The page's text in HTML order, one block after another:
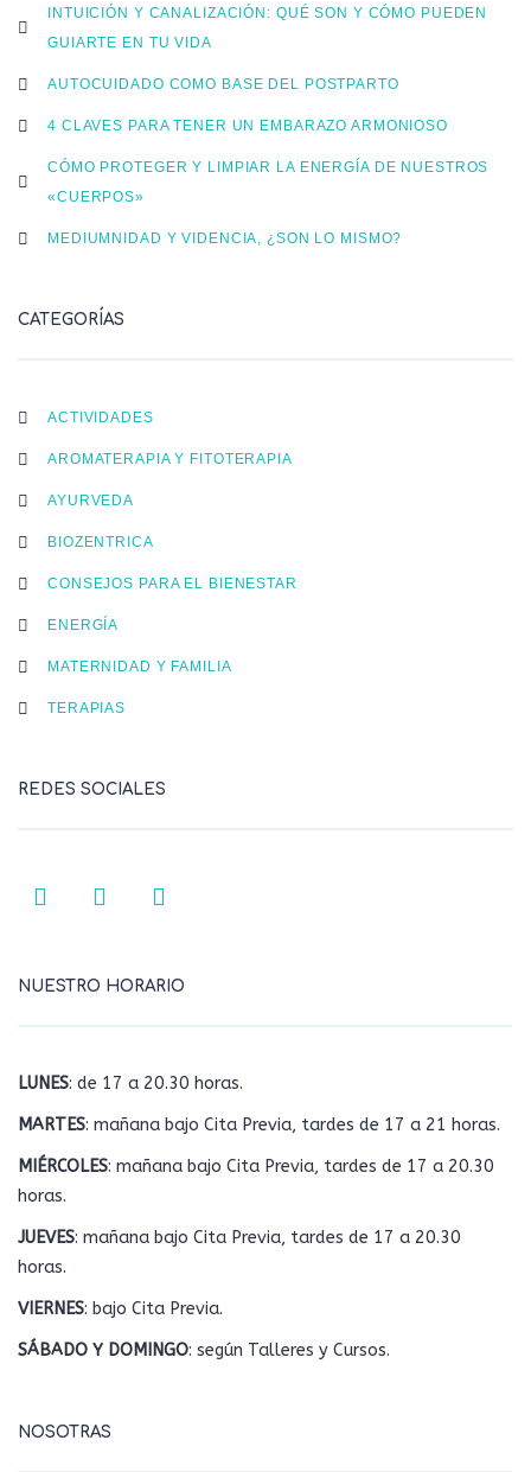
INTUICIÓN Y CANALIZACIÓN: QUÉ SON Y CÓMO PUEDEN
GUIARTE EN TU VIDA
AUTOCUIDADO COMO BASE DEL POSTPARTO
4 CLAVES PARA TENER UN EMBARAZO ARMONIOSO
CÓMO PROTEGER Y LIMPIAR LA ENERGÍA DE NUESTROS
«CUERPOS»
MEDIUMNIDAD Y VIDENCIA, ¿SON LO MISMO?
CATEGORÍAS
ACTIVIDADES
AROMATERAPIA Y FITOTERAPIA
AYURVEDA
BIOZENTRICA
CONSEJOS PARA EL BIENESTAR
ENERGÍA
MATERNIDAD Y FAMILIA
TERAPIAS
REDES SOCIALES
NUESTRO HORARIO
LUNES: de 17 a 20.30 horas.
MARTES: mañana bajo Cita Previa, tardes de 17 a 21 horas.
MIÉRCOLES: mañana bajo Cita Previa, tardes de 17 a 20.30
horas.
JUEVES: mañana bajo Cita Previa, tardes de 17 a 20.30
horas.
VIERNES: bajo Cita Previa.
SÁBADO Y DOMINGO: según Talleres y Cursos.
NOSOTRAS